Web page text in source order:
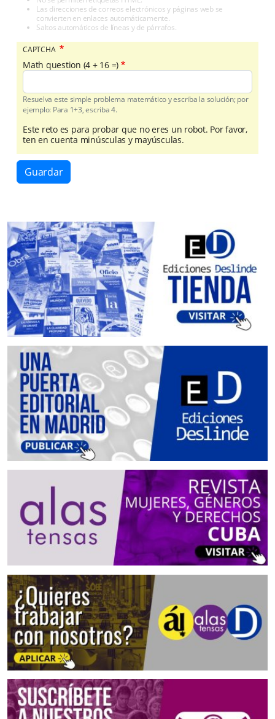
Las direcciones de correos electrónicos y páginas web se
convierten en enlaces automáticamente.
Saltos automáticos de líneas y de párrafos.
CAPTCHA
Math question (4 + 16 =)
Resuelva este simple problema matemático y escriba la solución; por
ejemplo: Para 1+3, escriba 4.
Este reto es para probar que no eres un robot. Por favor,
ten en cuenta minúsculas y mayúsculas.
Guardar